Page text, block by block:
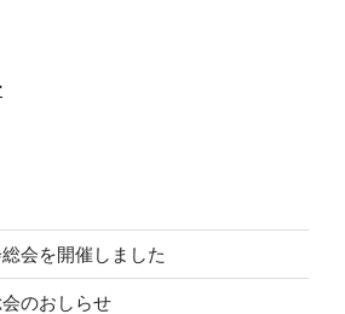
会を開催しました
会のおしらせ